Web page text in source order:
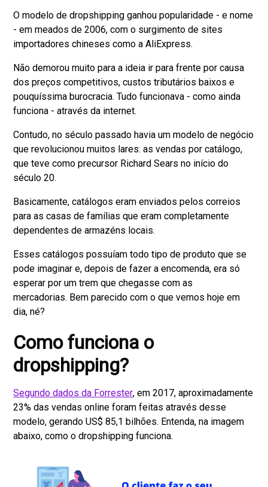
O modelo de dropshipping ganhou popularidade - e nome
- em meados de 2006, com o surgimento de sites
importadores chineses como a AliExpress.
Não demorou muito para a ideia ir para frente por causa
dos preços competitivos, custos tributários baixos e
pouquíssima burocracia. Tudo funcionava - como ainda
funciona - através da internet.
Contudo, no século passado havia um modelo de negócio
que revolucionou muitos lares: as vendas por catálogo,
que teve como precursor Richard Sears no início do
século 20.
Basicamente, catálogos eram enviados pelos correios
para as casas de famílias que eram completamente
dependentes de armazéns locais.
Esses catálogos possuíam todo tipo de produto que se
pode imaginar e, depois de fazer a encomenda, era só
esperar por um trem que chegasse com as
mercadorias. Bem parecido com o que vemos hoje em
dia, né?
Como funciona o
dropshipping?
Segundo dados da Forrester, em 2017, aproximadamente
23% das vendas online foram feitas através desse
modelo, gerando US$ 85,1 bilhões. Entenda, na imagem
abaixo, como o dropshipping funciona.